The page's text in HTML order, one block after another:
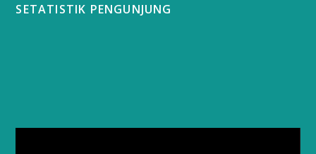
SETATISTIK PENGUNJUNG